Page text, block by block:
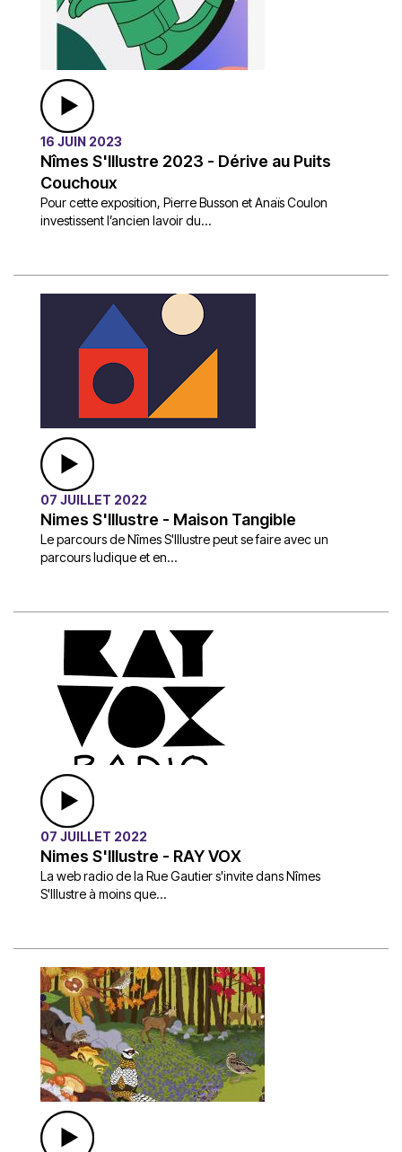
16 JUIN 2023
Nîmes S'Illustre 2023 - Dérive au Puits
Couchoux
Pour cette exposition, Pierre Busson et Anaïs Coulon
investissent l’ancien lavoir du...
07 JUILLET 2022
Nimes S'Illustre - Maison Tangible
Le parcours de Nîmes S'Illustre peut se faire avec un
parcours ludique et en...
07 JUILLET 2022
Nimes S'Illustre - RAY VOX
La web radio de la Rue Gautier s'invite dans Nîmes
S'Illustre à moins que...